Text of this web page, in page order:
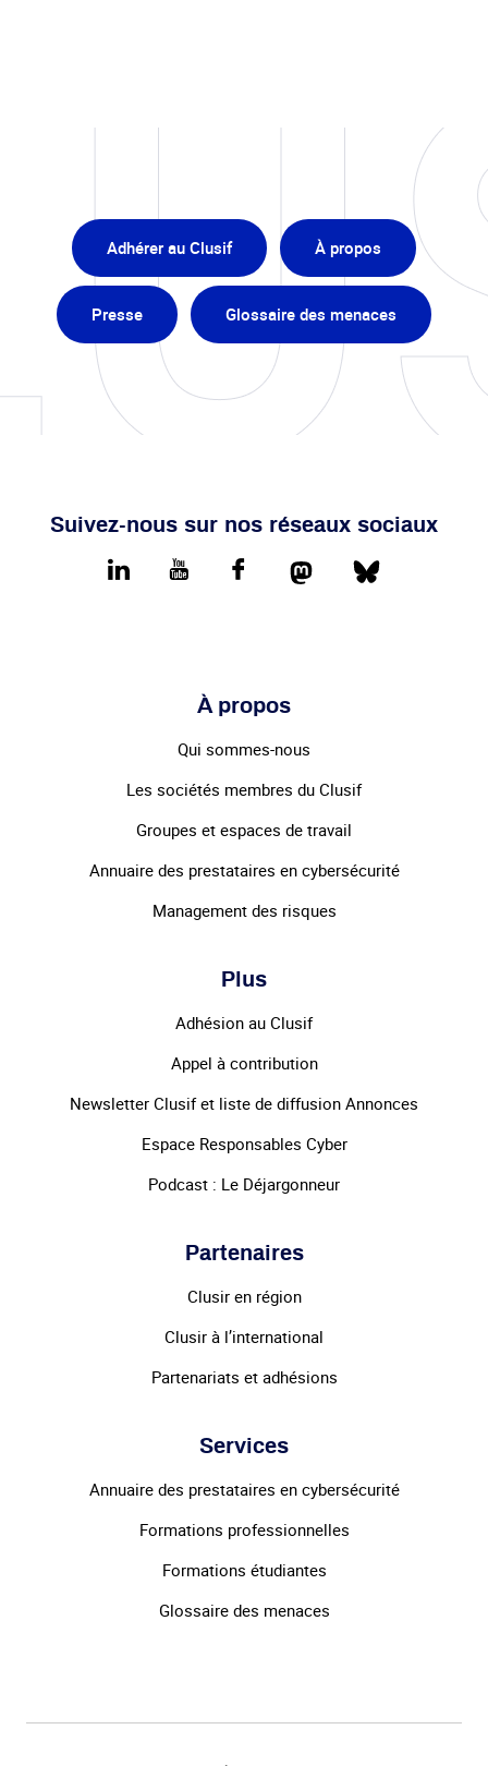
Adhérer au Clusif À propos
Presse Glossaire des menaces
Suivez-nous sur nos réseaux sociaux
LinkedIn youtube FacebookMastodonBluesky
À propos
Qui sommes-nous
Les sociétés membres du Clusif
Groupes et espaces de travail
Annuaire des prestataires en cybersécurité
Management des risques
Plus
Adhésion au Clusif
Appel à contribution
Newsletter Clusif et liste de diffusion Annonces
Espace Responsables Cyber
Podcast : Le Déjargonneur
Partenaires
Clusir en région
Clusir à l’international
Partenariats et adhésions
Services
Annuaire des prestataires en cybersécurité
Formations professionnelles
Formations étudiantes
Glossaire des menaces